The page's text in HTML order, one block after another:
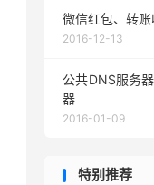
微信红包、转账
2016-12-13
公共DNS服务
器
2016-01-09
特别推荐